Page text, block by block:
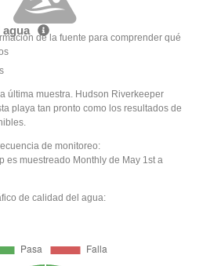
agua de la fuente para comprender qué
última muestra. Hudson Riverkeeper
playa tan pronto como los resultados de
de monitoreo:
es muestreado Monthly de May 1st a
de calidad del agua: